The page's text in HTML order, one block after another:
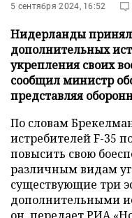
5 сентября 2024, 16:52
Нидерланды
дополнительных
укрепления своих
сообщил министр
представляя
По словам
истребителей F-35
повысить свою
различным видам
существующие три
дополнительными